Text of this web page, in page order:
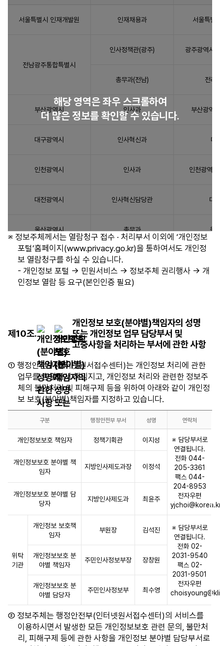
해당 영역은 좌우 스크롤하여
더 많은 정보를 확인할 수 있습니다.
다.
소,
연
처
니
서울특별시 인재개발원 인재채용과 서울특별
전남광주통합특별시
인사정책관(광주) 광주광역시
총무과(전남) 전라
부산광역시 인사과 부산광역
대구광역시 인사혁신과 대
인천광역시 인사과 인천광역
대전광역시 인사혁신담당관 대
울산광역시 총무과 울
세종특별자치시 운영지원과
총무과 강원특별
충청북도 인사혁신과 충청북도
충청남도 인사담당관 충청남
전북특별자치도 총무과 전북특별
경상북도 인재복지과 경상북
경상남도 인사과 경상남도 창
제주특별자치도 총무과 제주특
※ 정보주체께서는 열람청구 접수 · 처리부서 이외에 ‘개인정보
포털’홈페이지(www.privacy.go.kr)을 통하여서도 개인정
보 열람청구를 하실 수 있습니다.
- 개인정보 포털 → 민원서비스 → 정보주체 권리행사 → 개
인정보 열람 등 요구(본인인증 필요)
제10조.
개인정보 보호(분야별)책임자의 성명
또는 개인정보 업무 담당부서 및
고충사항을 처리하는 부서에 관한 사항
① 행정안전부(인터넷원서접수센터)는 개인정보 처리에 관한
업무를 총괄해서 책임지고, 개인정보 처리와 관련한 정보주
체의 불만처리 및 피해구제 등을 위하여 아래와 같이 개인정
보 보호(분야별)책임자를 지정하고 있습니다.
정
보
호
임
니
다.
행
정
구분 행정안전부 부서 성명 연락처
개인정보보호 책임자 정책기획관 이지성
※ 담당부서로
연결됩니다.
전화 044-
205-3361
팩스 044-
204-8953
전자우편
개인정보보호 분야별 책
임자
지방인사제도과장 이정석
개인정보보호 분야별 담
당자
지방인사제도과 최윤주
위탁
기관
개인정보 보호책
임자
부원장 김석진
※ 담당부서로
연결됩니다.
전화 02-
2031-9540
팩스 02-
2031-9501
전자우편
개인정보보호 분
야별 책임자
주민인사정보부장 장창원
개인정보보호 분
야별 담당자
주민인사정보부 최수영
② 정보주체는 행정안전부(인터넷원서접수센터)의 서비스를
이용하시면서 발생한 모든 개인정보보호 관련 문의, 불만처
리, 피해구제 등에 관한 사항을 개인정보 분야별 담당부서로